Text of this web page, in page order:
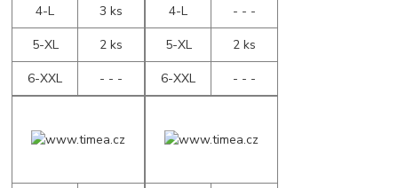
4-L
3 ks
5-XL
2 ks
6-XXL
- - -
4-L
- - -
5-XL
2 ks
6-XXL
- - -